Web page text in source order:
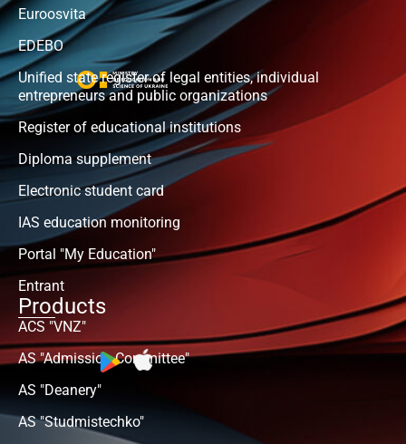
Euroosvita
EDEBO
Unified state register of legal entities, individual
entrepreneurs and public organizations
Register of educational institutions
Diploma supplement
Electronic student card
IAS education monitoring
Portal "My Education"
Entrant
Products
ACS "VNZ"
AS "Admission Committee"
AS "Deanery"
AS "Studmistechko"